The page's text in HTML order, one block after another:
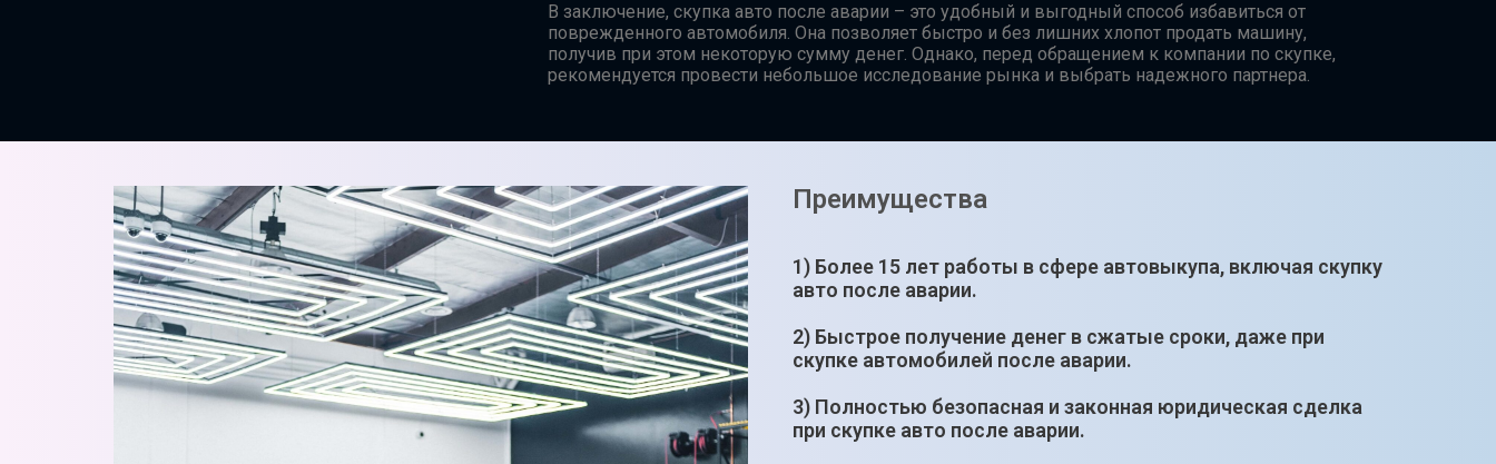
В заключение, скупка авто после аварии – это удобный и выгодный способ избавиться от
поврежденного автомобиля. Она позволяет быстро и без лишних хлопот продать машину,
получив при этом некоторую сумму денег. Однако, перед обращением к компании по скупке,
рекомендуется провести небольшое исследование рынка и выбрать надежного партнера.
Преимущества
1) Более 15 лет работы в сфере автовыкупа, включая скупку
авто после аварии.
2) Быстрое получение денег в сжатые сроки, даже при
скупке автомобилей после аварии.
3) Полностью безопасная и законная юридическая сделка
при скупке авто после аварии.